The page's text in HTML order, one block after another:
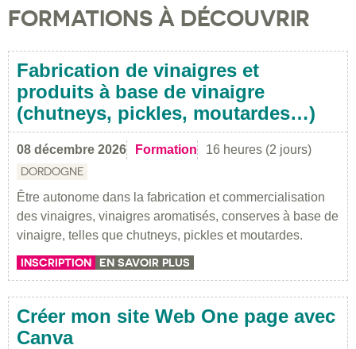
FORMATIONS À DÉCOUVRIR
Fabrication de vinaigres et
produits à base de vinaigre
(chutneys, pickles, moutardes…)
08 décembre 2026 Formation 16 heures (2 jours)
DORDOGNE
Être autonome dans la fabrication et commercialisation
des vinaigres, vinaigres aromatisés, conserves à base de
vinaigre, telles que chutneys, pickles et moutardes.
INSCRIPTION EN SAVOIR PLUS
Créer mon site Web One page avec
Canva